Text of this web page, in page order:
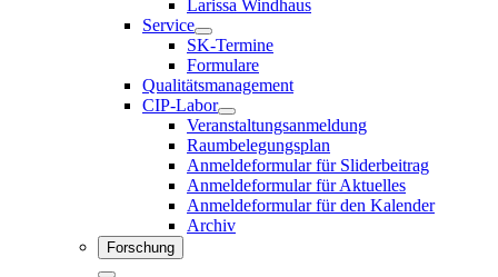
Larissa Windhaus
Service
SK-Termine
Formulare
Qualitätsmanagement
CIP-Labor
Veranstaltungsanmeldung
Raumbelegungsplan
Anmeldeformular für Sliderbeitrag
Anmeldeformular für Aktuelles
Anmeldeformular für den Kalender
Archiv
Forschung